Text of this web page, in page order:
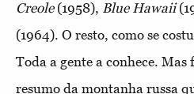
Creole(1958), Blue Hawaii
(1964). O resto, como se
Toda a gente a conhece. Mas
resumo da montanha russa